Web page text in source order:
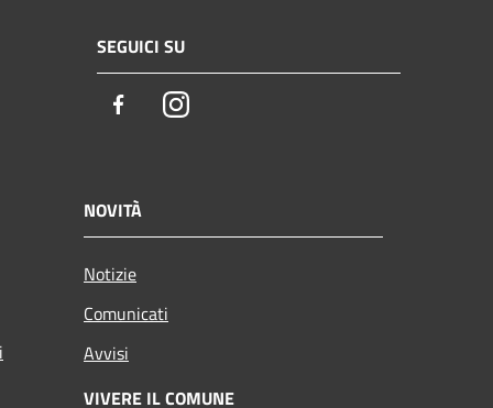
SEGUICI SU
FacebookInstagram
NOVITÀ
Notizie
Comunicati
Avvisi
VIVERE IL COMUNE